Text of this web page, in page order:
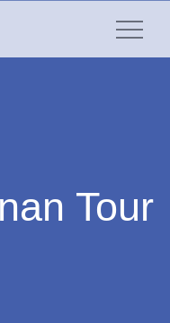
Tour